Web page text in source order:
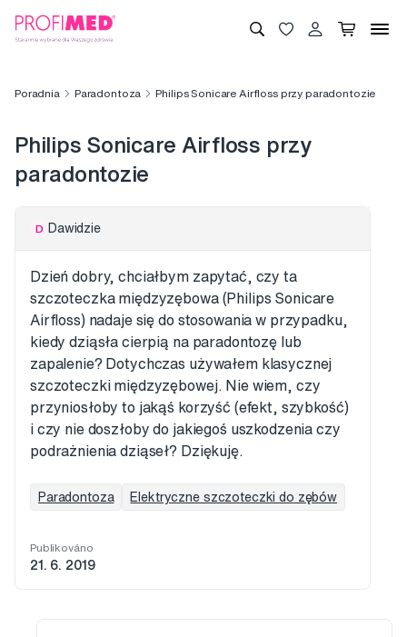
Poradnia Paradontoza Philips Sonicare Airfloss przy paradontozie
Philips Sonicare Airfloss przy
paradontozie
D Dawidzie
Dzień dobry, chciałbym zapytać, czy ta
szczoteczka międzyzębowa (Philips Sonicare
Airfloss) nadaje się do stosowania w przypadku,
kiedy dziąsła cierpią na paradontozę lub
zapalenie? Dotychczas używałem klasycznej
szczoteczki międzyzębowej. Nie wiem, czy
przyniosłoby to jakąś korzyść (efekt, szybkość)
i czy nie doszłoby do jakiegoś uszkodzenia czy
podrażnienia dziąseł? Dziękuję.
Paradontoza Elektryczne szczoteczki do zębów
Publikováno
21. 6. 2019